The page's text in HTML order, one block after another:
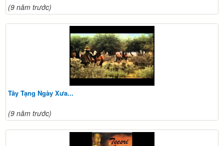
(9 năm trước)
Tây Tạng Ngày Xưa...
(9 năm trước)